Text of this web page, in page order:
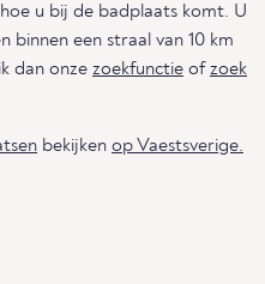
u bij de badplaats komt. U
binnen een straal van 10 km
dan onze zoekfunctie ofzoek
bekijken op Vaestsverige.